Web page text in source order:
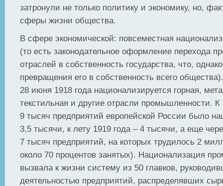
затронули не только политику и экономику, но,
сферы жизни общества.
В сфере экономической: повсеместная
(то есть законодательное оформление перехода
отраслей в собственность государства, что,
превращения его в собственность всего
28 июня 1918 года национализируется горная,
текстильная и другие отрасли промышленности. К
9 тысяч предприятий европейской России было
3,5 тысячи, к лету 1919 года – 4 тысячи, а еще
7 тысяч предприятий, на которых трудилось 2
около 70 процентов занятых). Национализация
вызвала к жизни систему из 50 главков,
деятельностью предприятий, распределявших